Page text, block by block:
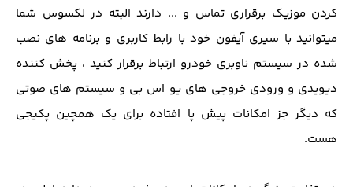
کردن موزیک برقراری تماس و ... دارند البته در لکسوس شما
میتوانید با سیری آیفون خود با رابط کاربری و برنامه های نصب
شده در سیستم ناوبری خودرو ارتباط برقرار کنید ، پخش کننده
دیویدی و ورودی خروجی های یو اس بی و سیستم های صوتی
که دیگر جز امکانات پیش پا افتاده برای یک همچین پکیجی
هست.